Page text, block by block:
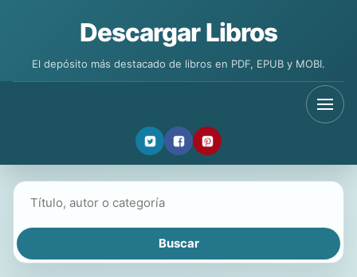
Descargar Libros
El depósito más destacado de libros en PDF, EPUB y MOBI.